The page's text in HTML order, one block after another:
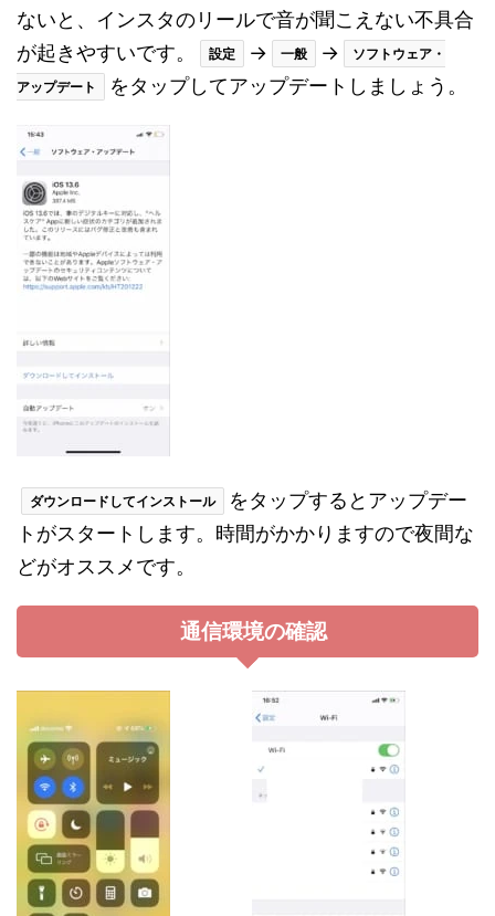
ないと、インスタのリールで音が聞こえない不具合
が起きやすいです。
設定 → 一般 →
ソフトウェア・
アップデート
をタップしてアップデートしましょう。
ダウンロードしてインストール
をタップするとアップデー
トがスタートします。時間がかかりますので夜間な
どがオススメです。
通信環境の確認